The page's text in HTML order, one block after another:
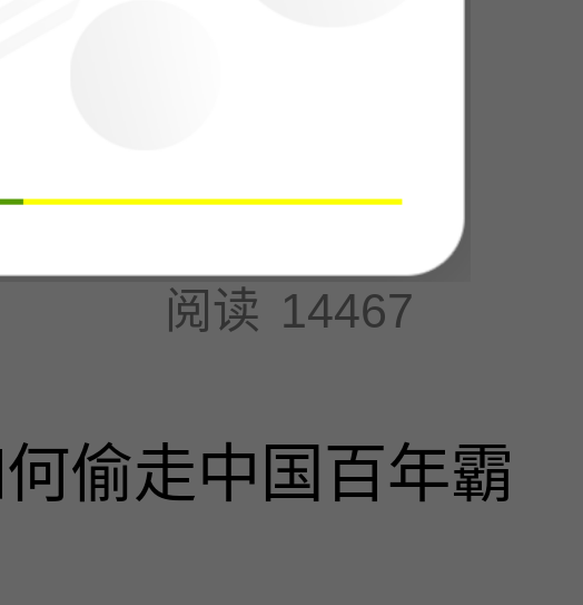
阅读 14467
偷走中国百年霸